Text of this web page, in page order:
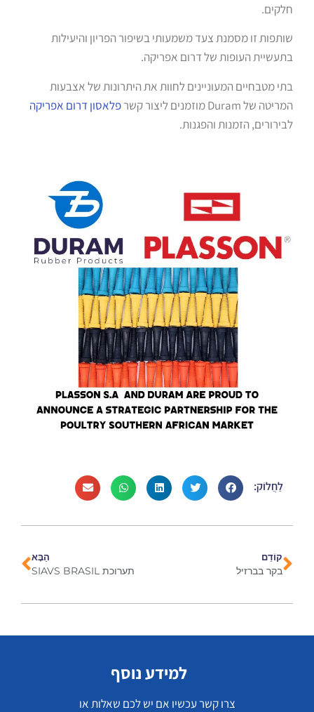
חלקים.
שותפות זו מסמנת צעד משמעותי בשיפור הפריון והיעילות
בתעשיית העופות של דרום אפריקה.
בתי מטבחיים המעוניינים לחוות את היתרונות של אצבעות
המריטה של Duram מוזמנים ליצור קשר
פלאסון דרום אפריקה
לבירורים, הזמנות והפגנות.
לַחֲלוֹק:
קוֹדֵם
בקר בברזיל
הַבָּא
תערוכת SIAVS BRASIL
למידע נוסף
צרו קשר עכשיו אם יש לכם שאלות או